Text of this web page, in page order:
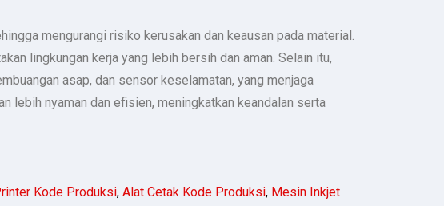
mengurangi risiko kerusakan dan keausan pada material.
lingkungan kerja yang lebih bersih dan aman. Selain itu,
asap, dan sensor keselamatan, yang menjaga
lebih nyaman dan efisien, meningkatkan keandalan serta
Kode Produksi, Alat Cetak Kode Produksi, Mesin Inkjet